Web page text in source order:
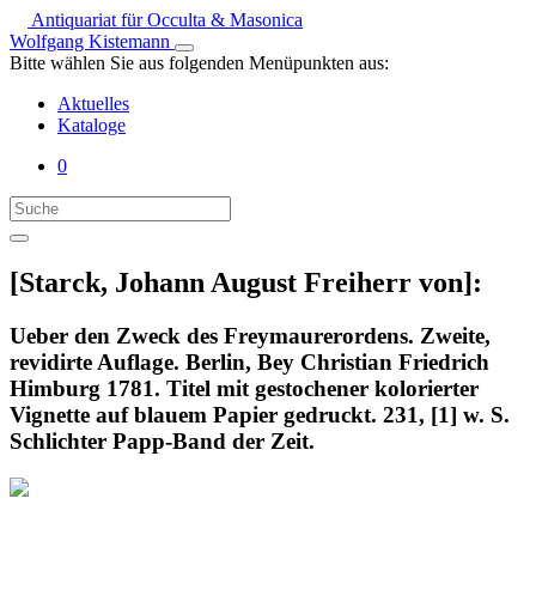
Antiquariat für Occulta & Masonica
Wolfgang Kistemann
Bitte wählen Sie aus folgenden Menüpunkten aus:
Aktuelles
Kataloge
0
[Starck, Johann August Freiherr von]:
Ueber den Zweck des Freymaurerordens. Zweite,
revidirte Auflage. Berlin, Bey Christian Friedrich
Himburg 1781. Titel mit gestochener kolorierter
Vignette auf blauem Papier gedruckt. 231, [1] w. S.
Schlichter Papp-Band der Zeit.